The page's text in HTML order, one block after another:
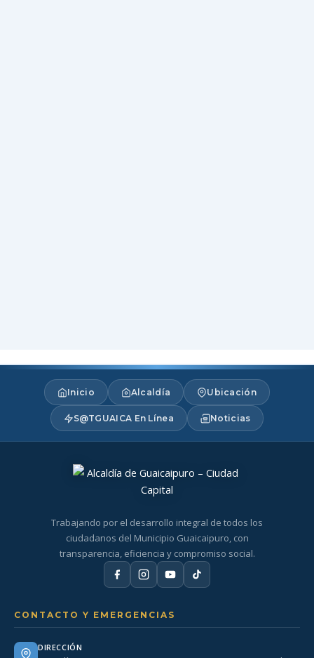
Inicio Alcaldía Ubicación
S@TGUAICA En Línea Noticias
Trabajando por el desarrollo integral de todos los
ciudadanos del Municipio Guaicaipuro, con
transparencia, eficiencia y compromiso social.
CONTACTO Y EMERGENCIAS
DIRECCIÓN